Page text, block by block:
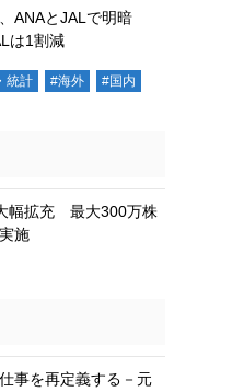
ANAとJALで明暗
は1割減
統計 #海外
#国内
幅拡充 最大300万株
施
事を再定義する－元